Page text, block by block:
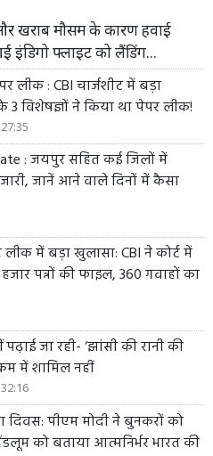
खराब मौसम के कारण हवाई
इंडिगो फ्लाइट को लैंडिंग...
लीक : CBI चार्जशीट में बड़ा
3 विशेषज्ञों ने किया था पेपर लीक!
: जयपुर सहित कई जिलों में
जानें आने वाले दिनों में कैसा
लीक में बड़ा खुलासा: CBI ने कोर्ट में
पन्नों की फाइल, 360 गवाहों का
जा रही- ‘झांसी की रानी की
में शामिल नहीं
दिवस: पीएम मोदी ने बुनकरों को
को बताया आत्मनिर्भर भारत की